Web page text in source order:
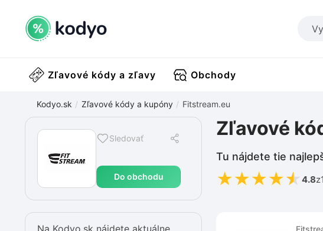
Zľavové kódy a zľavy Obchody
Kodyo.sk Zľavové kódy a kupóny Fitstream.eu
Sledovať
Do obchodu
Zľavové
Tu nájdete tie
★★★★★ 4.8z
Na Kodyo.sk nájdete aktuálne